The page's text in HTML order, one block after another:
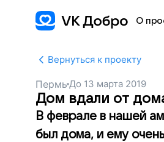
О
Вернуться к проекту
Пермь До 13 марта 2019
Дом вдали от
В феврале в нашей
был дома, и ему